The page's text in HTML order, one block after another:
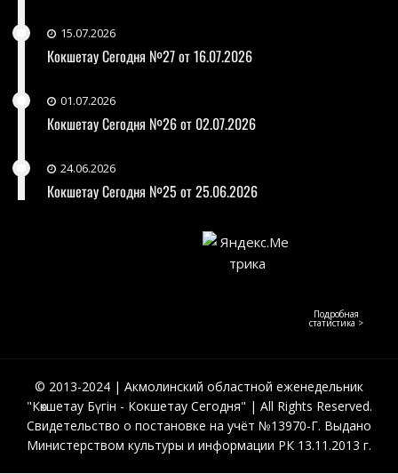
15.07.2026
Кокшетау Сегодня №27 от 16.07.2026
01.07.2026
Кокшетау Сегодня №26 от 02.07.2026
24.06.2026
Кокшетау Сегодня №25 от 25.06.2026
Подробная
статистика >
© 2013-2024 | Акмолинский областной еженедельник
"Көкшетау Бүгін - Кокшетау Сегодня" | All Rights Reserved.
Свидетельство о постановке на учёт №13970-Г. Выдано
Министерством культуры и информации РК 13.11.2013 г.